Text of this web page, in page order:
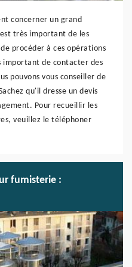
concerner un grand
très important de les
procéder à ces opérations
de contacter des
pouvons vous conseiller de
qu'il dresse un devis
Pour recueillir les
veuillez le téléphoner
fumisterie :